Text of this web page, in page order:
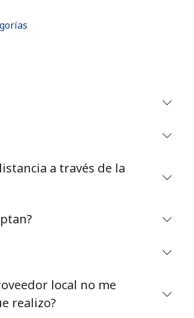
una cuenta en este sitio web, estoy de
con estos
a través de la
local no me
realizo?